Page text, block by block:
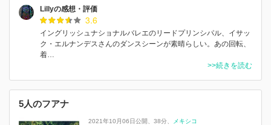
Lillyの感想・評価
3.6
イングリッシュナショナルバレエのリードプリンシパル、イサッ
ク・エルナンデスさんのダンスシーンが素晴らしい。あの回転、
着…
>>続きを読む
5人のフアナ
2021年10月06日公開 38分
メキシコ